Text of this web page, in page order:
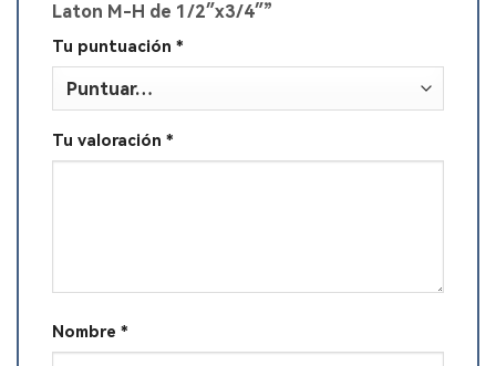
Laton M-H de 1/2″x3/4″”
Tu puntuación *
Tu valoración *
Nombre *